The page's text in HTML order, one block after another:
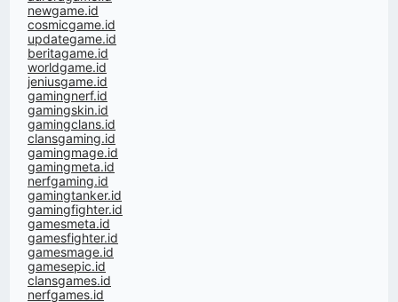
newgame.id
cosmicgame.id
updategame.id
beritagame.id
worldgame.id
jeniusgame.id
gamingnerf.id
gamingskin.id
gamingclans.id
clansgaming.id
gamingmage.id
gamingmeta.id
nerfgaming.id
gamingtanker.id
gamingfighter.id
gamesmeta.id
gamesfighter.id
gamesmage.id
gamesepic.id
clansgames.id
nerfgames.id